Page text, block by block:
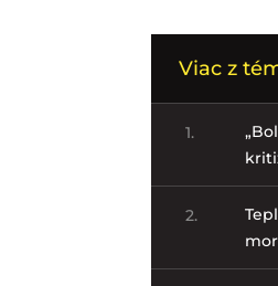
Viac z
1.
2.